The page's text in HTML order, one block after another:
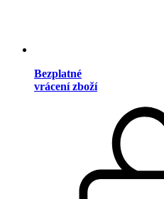
Bezplatné
vrácení zboží